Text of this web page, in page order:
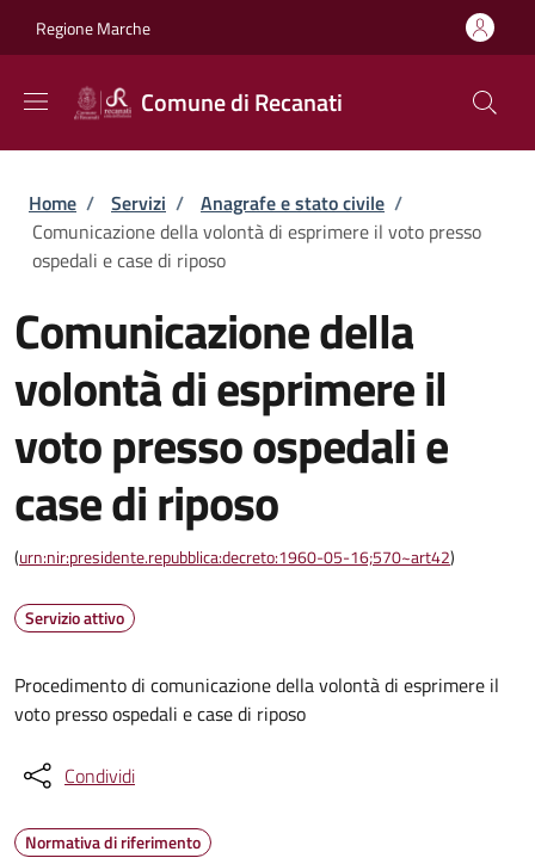
Regione Marche
Comune di Recanati
Briciole di pane
Home / Servizi / Anagrafe e stato civile /
Comunicazione della volontà di esprimere il voto presso
ospedali e case di riposo
Comunicazione della
volontà di esprimere il
voto presso ospedali e
case di riposo
(urn:nir:presidente.repubblica:decreto:1960-05-16;570~art42)
Servizio attivo
Procedimento di comunicazione della volontà di esprimere il
voto presso ospedali e case di riposo
Condividi
Normativa di riferimento